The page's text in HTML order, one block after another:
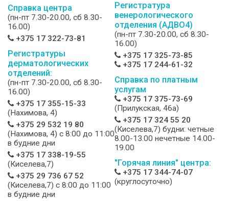
Справка центра
(пн-пт 7.30-20.00, сб 8.30-
16.00)
+375 17 322-73-81
Регистратуры
дерматологических
отделений:
(пн-пт 7.30-20.00, сб 8.30-
16.00)
+375 17 355-15-33
(Нахимова, 4)
+375 29 532 19 80
(Нахимова, 4) c 8:00 до 11:00
в будние дни
+375 17 338-19-55
(Киселева,7)
+375 29 736 67 52
(Киселева,7) c 8:00 до 11:00
в будние дни
Регистратура
венерологического
отделения (АДВО4)
(пн-пт 7.30-20.00, сб 8.30-
16.00)
+375 17 325-73-85
+375 17 244-61-32
Справка по платным
услугам
+375 17 375-73-69
(Прилукская, 46а)
+375 17 324 55 20
(Киселева,7) будни: четные
8.00-13.00 нечетные 14.00-
19.00
"Горячая линия" центра:
+375 17 344-74-07
(круглосуточно)